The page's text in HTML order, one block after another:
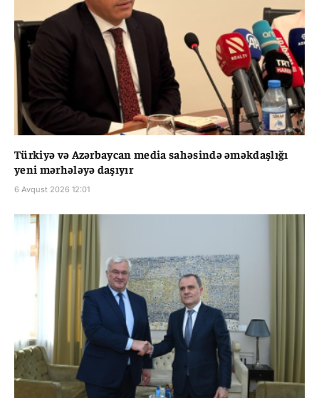
Türkiyə və Azərbaycan media sahəsində əməkdaşlığı
yeni mərhələyə daşıyır
6 Avqust 2026 12:01